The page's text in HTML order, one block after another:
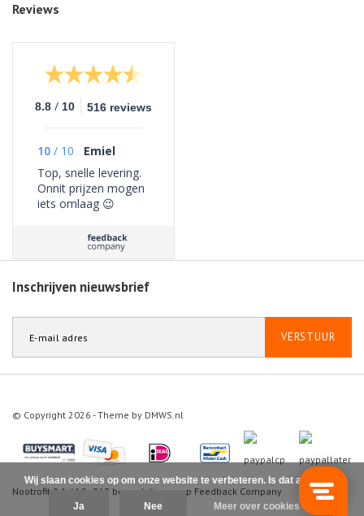
Reviews
8.8 / 10 516 reviews
10 / 10
Emiel
Top, snelle levering.
Onnit prijzen mogen
iets omlaag 😉
Inschrijven nieuwsbrief
VERSTUUR
© Copyright 2026 - Theme by DMWS.nl
Nootrofit 9.1 / 10 363 beoordelingen op Feedback Company
Wij slaan cookies op om onze website te verbeteren. Is dat akkoord?
Ja Nee Meer over cookies »